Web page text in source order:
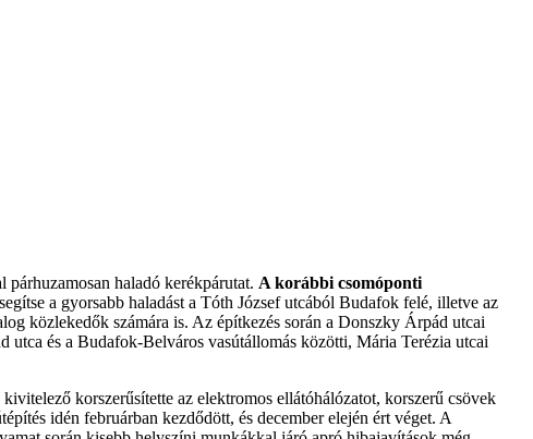
haladó kerékpárutat. A korábbi csomóponti
a gyorsabb haladást a Tóth József utcából Budafok felé, illetve az
közlekedők számára is. Az építkezés során a Donszky Árpád utcai
és a Budafok-Belváros vasútállomás közötti, Mária Terézia utcai
korszerűsítette az elektromos ellátóhálózatot, korszerű csövek
idén februárban kezdődött, és december elején ért véget. A